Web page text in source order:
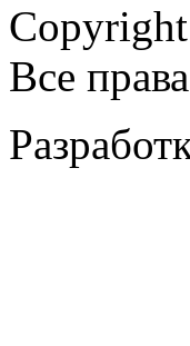
Все